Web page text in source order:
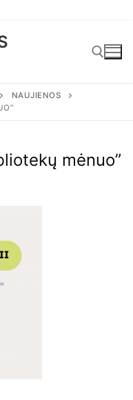
NAUJIENOS
mėnuo”